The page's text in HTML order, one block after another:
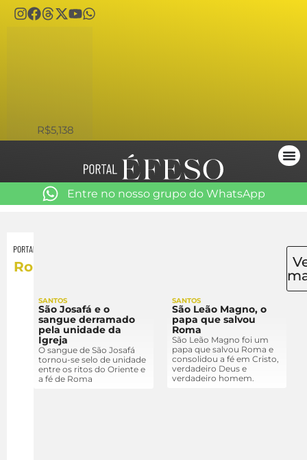
R$5,138
Entre no nosso grupo do WhatsApp
Roma
SANTOS
São Josafá e o
sangue derramado
pela unidade da
Igreja
O sangue de São Josafá
tornou-se selo de unidade
entre os ritos do Oriente e
a fé de Roma
SANTOS
São Leão Magno, o
papa que salvou
Roma
São Leão Magno foi um
papa que salvou Roma e
consolidou a fé em Cristo,
verdadeiro Deus e
verdadeiro homem.